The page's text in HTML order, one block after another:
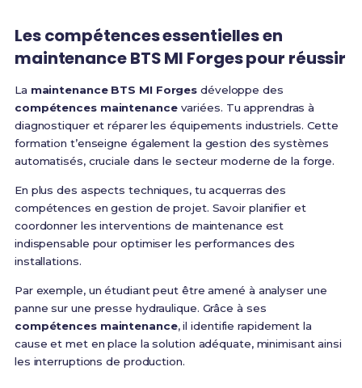
Les compétences essentielles en
maintenance BTS MI Forgespour réussir
La maintenance BTS MI Forges développe des
compétences maintenancevariées. Tu apprendras à
diagnostiquer et réparer les équipements industriels. Cette
formation t’enseigne également la gestion des systèmes
automatisés, cruciale dans le secteur moderne de la forge.
En plus des aspects techniques, tu acquerras des
compétences en gestion de projet. Savoir planifier et
coordonner les interventions de maintenance est
indispensable pour optimiser les performances des
installations.
Par exemple, un étudiant peut être amené à analyser une
panne sur une presse hydraulique. Grâce à ses
compétences maintenance, il identifie rapidement la
cause et met en place la solution adéquate, minimisant ainsi
les interruptions de production.